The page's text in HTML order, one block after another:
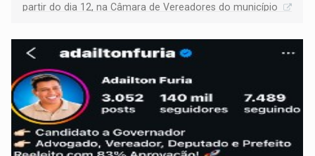
partir do dia 12, na Câmara de Vereadores do município